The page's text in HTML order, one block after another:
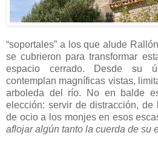
“soportales” a los que alude
se cubrieron para transformar
espacio cerrado. Desde su
contemplan magníficas vistas,
arboleda del río. No en balde
elección: servir de distracción, de
de ocio a los monjes en esos
aflojar algún tanto la cuerda de su